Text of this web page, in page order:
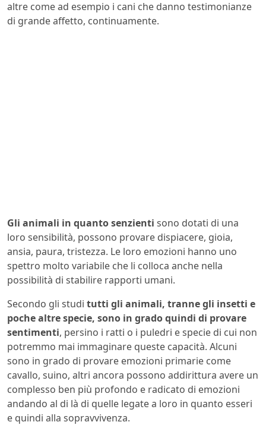
altre come ad esempio i cani che danno testimonianze
di grande affetto, continuamente.
Gli animali in quanto senzienti sono dotati di una
loro sensibilità, possono provare dispiacere, gioia,
ansia, paura, tristezza. Le loro emozioni hanno uno
spettro molto variabile che li colloca anche nella
possibilità di stabilire rapporti umani.
Secondo gli studi tutti gli animali, tranne gli insetti e
poche altre specie, sono in grado quindi di provare
sentimenti, persino i ratti o i puledri e specie di cui non
potremmo mai immaginare queste capacità. Alcuni
sono in grado di provare emozioni primarie come
cavallo, suino, altri ancora possono addirittura avere un
complesso ben più profondo e radicato di emozioni
andando al di là di quelle legate a loro in quanto esseri
e quindi alla sopravvivenza.